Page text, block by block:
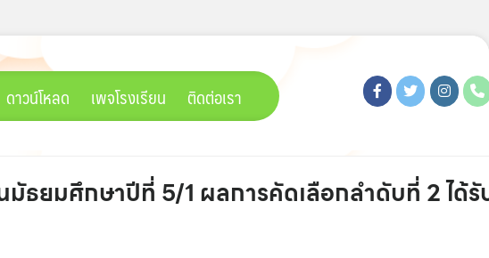
ดาวน์โหลด เพจโรงเรียน ติดต่อเรา
มัธยมศึกษาปีที่ 5/1 ผลการคัดเลือกลำดับที่ 2 ได้รั